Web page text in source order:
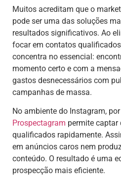
Muitos acreditam que o
pode ser uma das soluções
resultados significativos. Ao
focar em contatos
concentra no essencial:
momento certo e com a
gastos desnecessários com
campanhas de massa.
No ambiente do Instagram,
Prospectagram permite captar
qualificados rapidamente.
em anúncios caros nem
conteúdo. O resultado é uma
prospecção mais eficiente.